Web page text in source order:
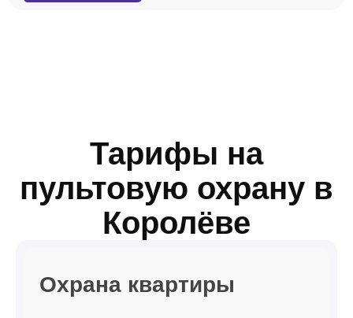
Тарифы на
пультовую охрану в
Королёве
Охрана квартиры